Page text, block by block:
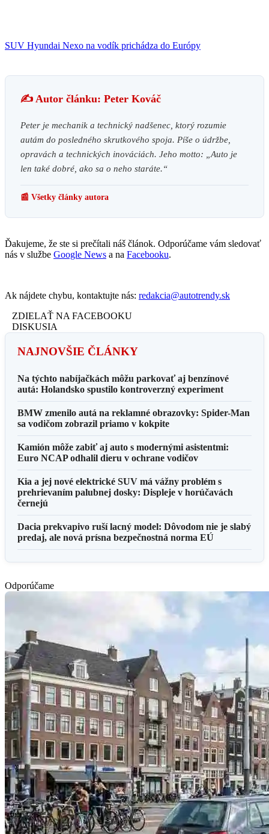
SUV Hyundai Nexo na vodík prichádza do Európy
✍️ Autor článku: Peter Kováč
Peter je mechanik a technický nadšenec, ktorý rozumie
autám do posledného skrutkového spoja. Píše o údržbe,
opravách a technických inováciách. Jeho motto: „Auto je
len také dobré, ako sa o neho staráte.“
📰 Všetky články autora
Ďakujeme, že ste si prečítali náš článok. Odporúčame vám sledovať
nás v službe Google News a na Facebooku.
Ak nájdete chybu, kontaktujte nás: redakcia@autotrendy.sk
ZDIELAŤ NA FACEBOOKU
DISKUSIA
NAJNOVŠIE ČLÁNKY
Na týchto nabíjačkách môžu parkovať aj benzínové
autá: Holandsko spustilo kontroverzný experiment
BMW zmenilo autá na reklamné obrazovky: Spider-Man
sa vodičom zobrazil priamo v kokpite
Kamión môže zabiť aj auto s modernými asistentmi:
Euro NCAP odhalil dieru v ochrane vodičov
Kia a jej nové elektrické SUV má vážny problém s
prehrievaním palubnej dosky: Displeje v horúčavách
černejú
Dacia prekvapivo ruší lacný model: Dôvodom nie je slabý
predaj, ale nová prísna bezpečnostná norma EÚ
Odporúčame